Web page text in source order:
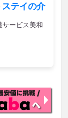
テイの介
ービス美和